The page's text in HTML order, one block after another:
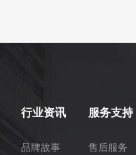
行业资讯
品牌故事
服务支持
售后服务